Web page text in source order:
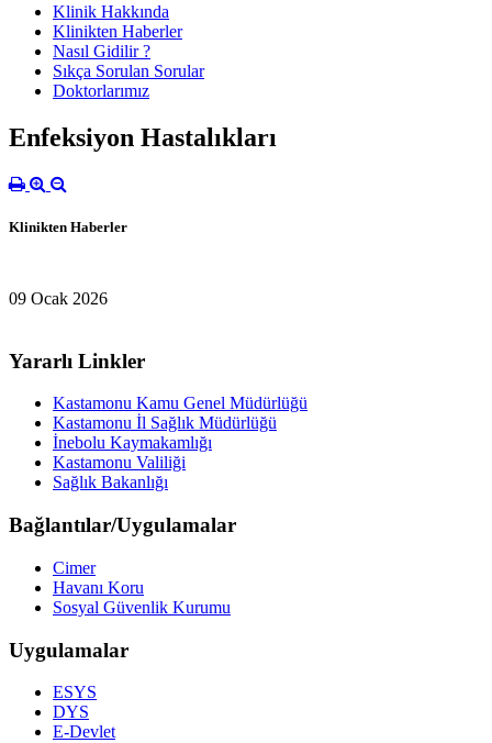
Klinik Hakkında
Klinikten Haberler
Nasıl Gidilir ?
Sıkça Sorulan Sorular
Doktorlarımız
Enfeksiyon Hastalıkları
Klinikten Haberler
09 Ocak 2026
Yararlı Linkler
Kastamonu Kamu Genel Müdürlüğü
Kastamonu İl Sağlık Müdürlüğü
İnebolu Kaymakamlığı
Kastamonu Valiliği
Sağlık Bakanlığı
Bağlantılar/Uygulamalar
Cimer
Havanı Koru
Sosyal Güvenlik Kurumu
Uygulamalar
ESYS
DYS
E-Devlet